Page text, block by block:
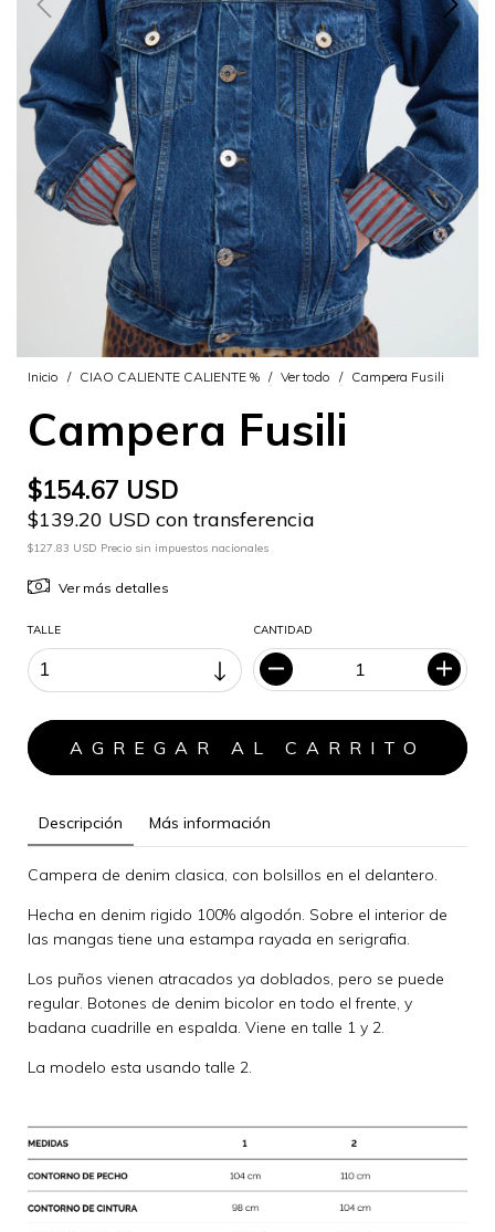
Inicio / CIAO CALIENTE CALIENTE % / Ver todo / Campera Fusili
Campera Fusili
$154.67 USD
$139.20 USD con transferencia
$127.83 USD Precio sin impuestos nacionales
Ver más detalles
TALLE CANTIDAD
Descripción Más información
Campera de denim clasica, con bolsillos en el delantero.
Hecha en denim rigido 100% algodón. Sobre el interior de
las mangas tiene una estampa rayada en serigrafia.
Los puños vienen atracados ya doblados, pero se puede
regular. Botones de denim bicolor en todo el frente, y
badana cuadrille en espalda. Viene en talle 1 y 2.
La modelo esta usando talle 2.